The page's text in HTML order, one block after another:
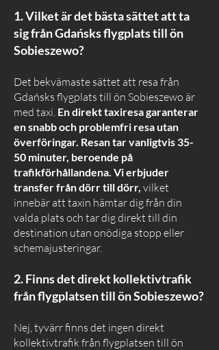
1. Vilket är det bästa sättet att ta
sig från Gdańsks flygplats till ön
Sobieszewo?
Det bekvämaste sättet att resa från
Gdańsks flygplats till ön Sobieszewo är
med taxi. En direkt taxiresa garanterar
en snabb och problemfri resa utan
överföringar. Resan tar vanligtvis 35-
50 minuter, beroende på
trafikförhållandena. Vi erbjuder
transfer från dörr till dörr, vilket
innebär att taxin hämtar dig från din
valda plats och tar dig direkt till din
destination utan onödiga stopp eller
schemajusteringar.
2. Finns det direkt kollektivtrafik
från flygplatsen till ön Sobieszewo?
Nej, tyvärr finns det ingen direkt
kollektivtrafik från flygplatsen till ön